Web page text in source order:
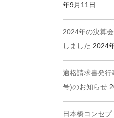
年9月11日
2024年の決算
しました 2024
適格請求書発行
号)のお知らせ
日本橋コンセ